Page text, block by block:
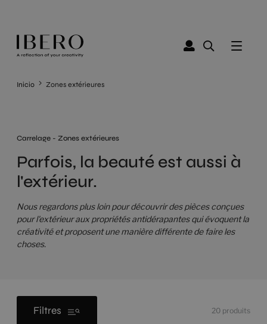
Inicio Zones extérieures
Carrelage - Zones extérieures
Parfois, la beauté est aussi à
l'extérieur.
Nous regardons plus loin pour découvrir des pièces conçues
pour l'extérieur aux propriétés antidérapantes qui évoquent la
créativité et proposent une manière différente de faire les
choses.
Filtres 20 produits